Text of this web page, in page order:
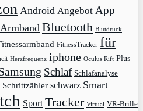
Android Angebot App
Armband Bluetooth Blutdruck
FitnessTracker für
Herzfrequenz iphone Oculus Rift Plus
Schlaf Schlafanalyse
Schrittzähler schwarz Smart
Sport Tracker Virtual VR-Brille